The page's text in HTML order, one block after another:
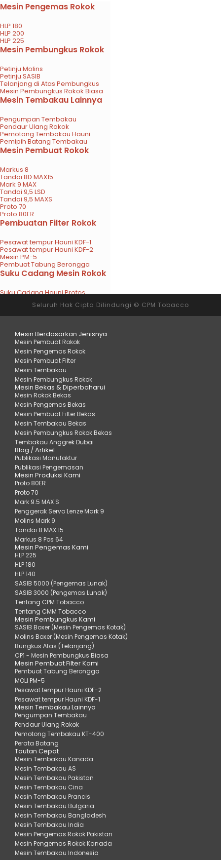
Mesin Pengemas Rokok
HLP 180
HLP 200
HLP 225
Mesin Pembungkus Rokok
Petinju Molins
Petinju SASIB
Telanjang di Atas Pembungkus
Mesin Pembungkus Rokok Biasa
Mesin Tembakau Lainnya
Pengumpan Tembakau
Pendaur Ulang Rokok
Pemotong Tembakau Hauni
Pemipih Batang Tembakau
Mesin Pembuat Rokok
Markus 8
Tandai 8D MAX15
Mark 9 MAX
Tandai 9,5 LSD
Tandai 9,5 MAXS
Proto 70
Proto 80ER
Pembuatan Filter Rokok
Pesawat tempur Hauni KDF-1
Pesawat tempur Hauni KDF-2
Mesin PM-5
Pembuat Tabung Berongga
Suku Cadang Mesin Rokok
Suku Cadang Hauni Protos
Suku Cadang Molins Mark 9
Seluruh Hak Cipta Dilindungi © CPM Tobacco
Mesin Berdasarkan Jenisnya
Mesin Pembuat Rokok
Mesin Pengemas Rokok
Mesin Pembuat Filter
Mesin Tembakau
Mesin Pembungkus Rokok
Mesin Bekas & Diperbaharui
Mesin Rokok Bekas
Mesin Pengemas Bekas
Mesin Pembuat Filter Bekas
Mesin Tembakau Bekas
Mesin Pembungkus Rokok Bekas
Tembakau Anggrek Dubai
Blog / Artikel
Publikasi Manufaktur
Publikasi Pengemasan
Mesin Produksi Kami
Proto 80ER
Proto 70
Mark 9.5 MAX S
Penggerak Servo Lenze Mark 9
Molins Mark 9
Tandai 8 MAX 15
Markus 8 Pos 64
Mesin Pengemas Kami
HLP 225
HLP 180
HLP 140
SASIB 5000 (Pengemas Lunak)
SASIB 3000 (Pengemas Lunak)
Tentang CPM Tobacco
Tentang CMM Tobacco
Mesin Pembungkus Kami
SASIB Boxer (Mesin Pengemas Kotak)
Molins Boxer (Mesin Pengemas Kotak)
Bungkus Atas (Telanjang)
CP1 - Mesin Pembungkus Biasa
Mesin Pembuat Filter Kami
Pembuat Tabung Berongga
MOLI PM-5
Pesawat tempur Hauni KDF-2
Pesawat tempur Hauni KDF-1
Mesin Tembakau Lainnya
Pengumpan Tembakau
Pendaur Ulang Rokok
Pemotong Tembakau KT-400
Perata Batang
Tautan Cepat
Mesin Tembakau Kanada
Mesin Tembakau AS
Mesin Tembakau Pakistan
Mesin Tembakau Cina
Mesin Tembakau Prancis
Mesin Tembakau Bulgaria
Mesin Tembakau Bangladesh
Mesin Tembakau India
Mesin Pengemas Rokok Pakistan
Mesin Pengemas Rokok Kanada
Mesin Tembakau Indonesia